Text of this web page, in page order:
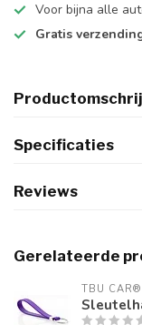
Voor bijna alle
Gratis
Specificaties
Reviews
Gerelateerde
TBU CAR®